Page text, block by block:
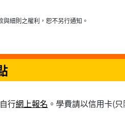
細則之權利，恕不另行通知。
行網上報名 。學費請以信用卡(